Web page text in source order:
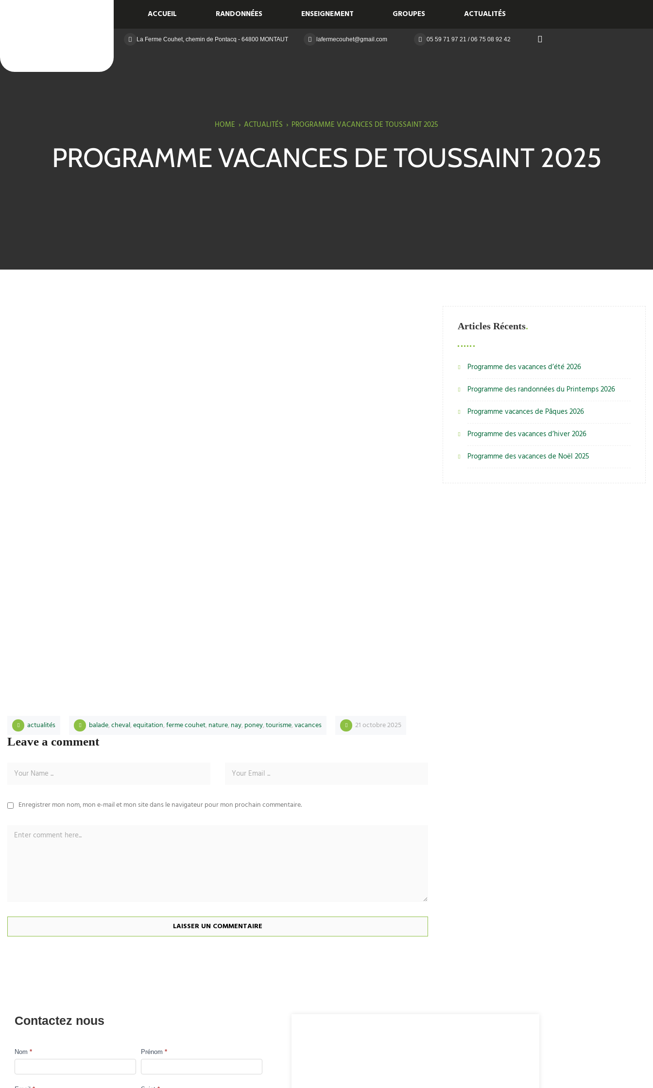
ACCUEIL RANDONNÉES ENSEIGNEMENT GROUPES ACTUALITÉS
La Ferme Couhet, chemin de Pontacq - 64800 MONTAUT lafermecouhet@gmail.com 05 59 71 97 21 / 06 75 08 92 42
HOME › ACTUALITÉS › PROGRAMME VACANCES DE TOUSSAINT 2025
PROGRAMME VACANCES DE TOUSSAINT 2025
actualités balade,cheval,equitation,ferme couhet,nature,nay,poney,tourisme,vacances 21 octobre 2025
Leave a comment
Enregistrer mon nom, mon e-mail et mon site dans le navigateur pour mon prochain commentaire.
Articles Récents
Programme des vacances d’été 2026
Programme des randonnées du Printemps 2026
Programme vacances de Pâques 2026
Programme des vacances d’hiver 2026
Programme des vacances de Noël 2025
Contactez nous
Contact
Us
Nom * Prénom*